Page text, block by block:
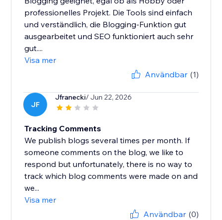
professionelles Projekt. Die Tools sind einfach
und verständlich, die Blogging-Funktion gut
ausgearbeitet und SEO funktioniert auch sehr
gut....
Visa mer
Användbar (1)
JF
Jfranecki/ Jun 22, 2026
Tracking Comments
We publish blogs several times per month. If
someone comments on the blog, we like to
respond but unfortunately, there is no way to
track which blog comments were made on and
we...
Visa mer
Användbar (0)